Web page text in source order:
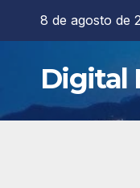
8 de agosto de
Digital